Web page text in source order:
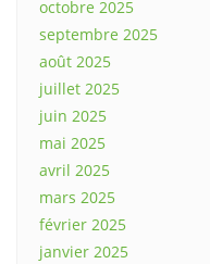
octobre 2025
septembre 2025
août 2025
juillet 2025
juin 2025
mai 2025
avril 2025
mars 2025
février 2025
janvier 2025